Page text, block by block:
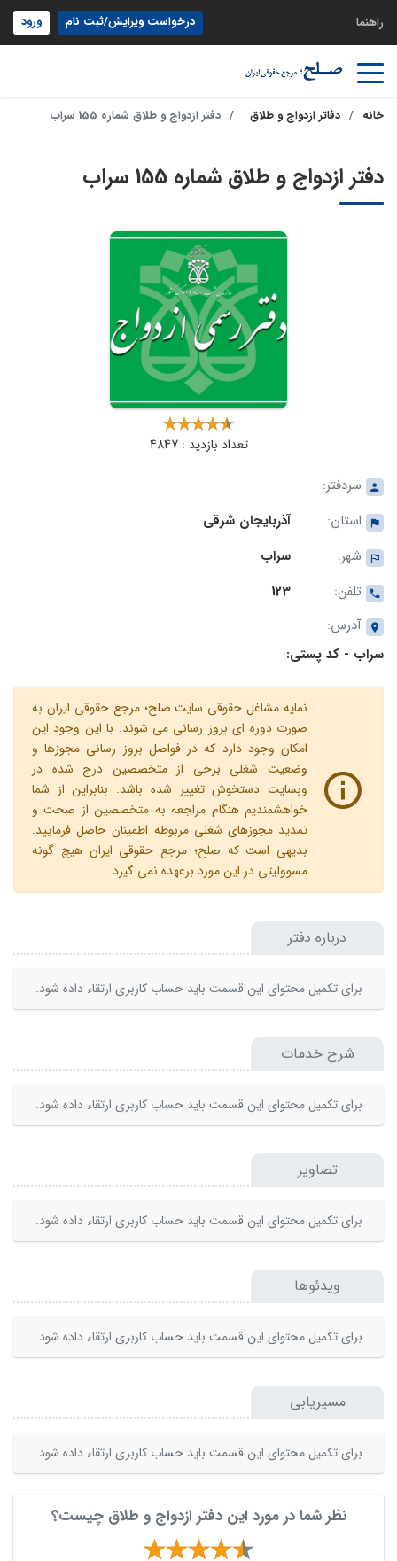
راهنما درخواست ویرایش/ثبت نام ورود
خانه دفاتر ازدواج و طلاق دفتر ازدواج و طلاق شماره 155 سراب
دفتر ازدواج و طلاق شماره 155 سراب
تعداد بازدید : 4847
سردفتر:
استان:
آذربایجان شرقی
شهر:
سراب
تلفن:
123
آدرس:
سراب - کد پستی:
نمایه مشاغل حقوقی سایت صلح؛ مرجع حقوقی ایران به
صورت دوره ای بروز رسانی می شوند. با این وجود این
امکان وجود دارد که در فواصل بروز رسانی مجوزها و
وضعیت شغلی برخی از متخصصین درج شده در
وبسایت دستخوش تغییر شده باشد. بنابراین از شما
خواهشمندیم هنگام مراجعه به متخصصین از صحت و
تمدید مجوزهای شغلی مربوطه اطمینان حاصل فرمایید.
بدیهی است که صلح؛ مرجع حقوقی ایران هیچ گونه
مسوولیتی در این مورد برعهده نمی گیرد.
درباره دفتر
برای تکمیل محتوای این قسمت باید حساب کاربری ارتقاء داده شود.
شرح خدمات
برای تکمیل محتوای این قسمت باید حساب کاربری ارتقاء داده شود.
تصاویر
برای تکمیل محتوای این قسمت باید حساب کاربری ارتقاء داده شود.
ویدئوها
برای تکمیل محتوای این قسمت باید حساب کاربری ارتقاء داده شود.
مسیریابی
برای تکمیل محتوای این قسمت باید حساب کاربری ارتقاء داده شود.
نظر شما در مورد این دفتر ازدواج و طلاق چیست؟